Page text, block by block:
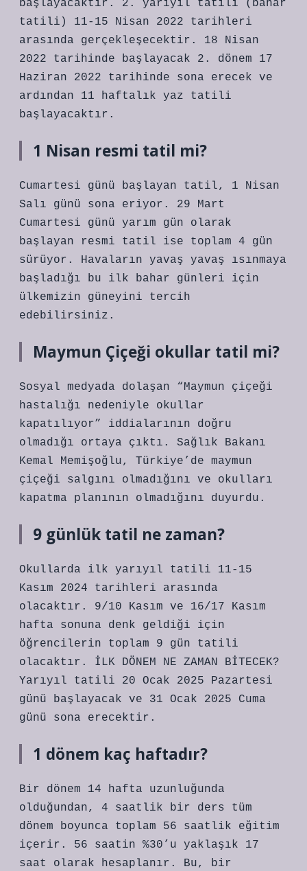
başlayacaktır. 2. yarıyıl tatili (bahar
tatili) 11-15 Nisan 2022 tarihleri ​​
arasında gerçekleşecektir. 18 Nisan
2022 tarihinde başlayacak 2. dönem 17
Haziran 2022 tarihinde sona erecek ve
ardından 11 haftalık yaz tatili
başlayacaktır.
1 Nisan resmi tatil mi?
Cumartesi günü başlayan tatil, 1 Nisan
Salı günü sona eriyor. 29 Mart
Cumartesi günü yarım gün olarak
başlayan resmi tatil ise toplam 4 gün
sürüyor. Havaların yavaş yavaş ısınmaya
başladığı bu ilk bahar günleri için
ülkemizin güneyini tercih
edebilirsiniz.
Maymun Çiçeği okullar tatil mi?
Sosyal medyada dolaşan “Maymun çiçeği
hastalığı nedeniyle okullar
kapatılıyor” iddialarının doğru
olmadığı ortaya çıktı. Sağlık Bakanı
Kemal Memişoğlu, Türkiye’de maymun
çiçeği salgını olmadığını ve okulları
kapatma planının olmadığını duyurdu.
9 günlük tatil ne zaman?
Okullarda ilk yarıyıl tatili 11-15
Kasım 2024 tarihleri ​​arasında
olacaktır. 9/10 Kasım ve 16/17 Kasım
hafta sonuna denk geldiği için
öğrencilerin toplam 9 gün tatili
olacaktır. İLK DÖNEM NE ZAMAN BİTECEK?
Yarıyıl tatili 20 Ocak 2025 Pazartesi
günü başlayacak ve 31 Ocak 2025 Cuma
günü sona erecektir.
1 dönem kaç haftadır?
Bir dönem 14 hafta uzunluğunda
olduğundan, 4 saatlik bir ders tüm
dönem boyunca toplam 56 saatlik eğitim
içerir. 56 saatin %30’u yaklaşık 17
saat olarak hesaplanır. Bu, bir